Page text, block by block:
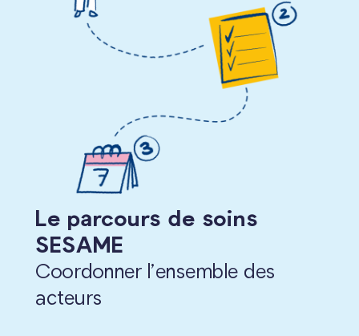
Le parcours de soins
SESAME
Coordonner l’ensemble des
acteurs